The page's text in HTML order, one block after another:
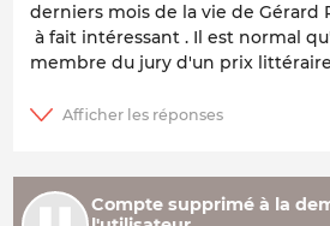
derniers mois de la vie de
à fait intéressant . Il est normal
membre du jury d'un prix
Compte supprimé à la